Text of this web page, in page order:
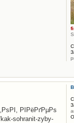
РІРёРґРµРѕ
sohranit-zyby-